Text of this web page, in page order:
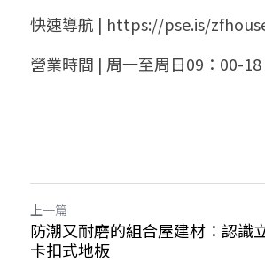
快速導航 | https://pse.is/
營業時間 | 周一至周日09：00-
上一篇
防潮又耐磨的組合屋建材：認識
卡扣式地板